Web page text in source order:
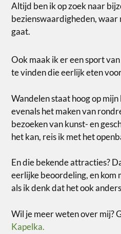
Altijd ben ik op zoek naar
bezienswaardigheden,
gaat.
Ook maak ik er een sport
te vinden die eerlijk eten
Wandelen staat hoog op
evenals het maken van
bezoeken van kunst- en
het kan, reis ik met het
En die bekende attracties?
eerlijke beoordeling, en
als ik denk dat het ook
Wil je meer weten over mij?
Kapelka.